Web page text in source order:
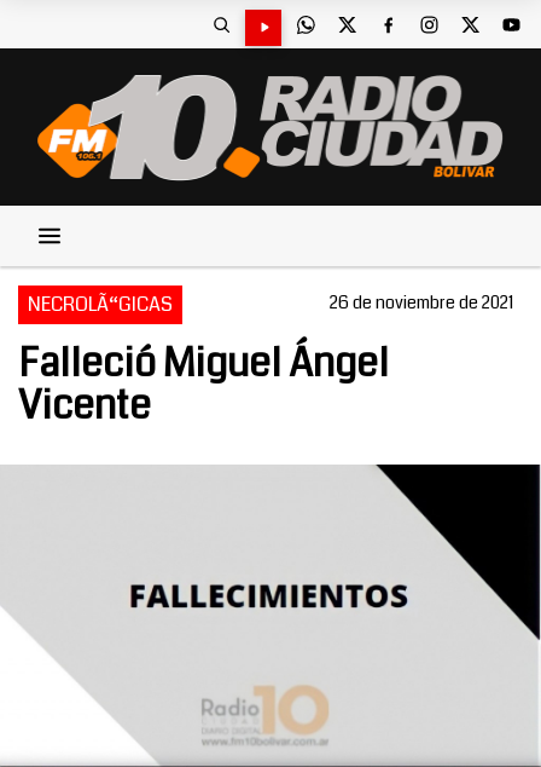
NECROLÃ“GICAS 26 de noviembre de 2021
Falleció Miguel Ángel
Vicente